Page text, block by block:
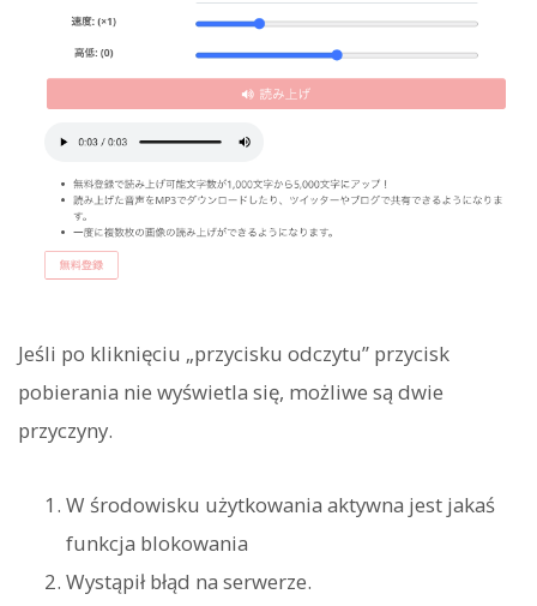
Jeśli po kliknięciu „przycisku odczytu” przycisk
pobierania nie wyświetla się, możliwe są dwie
przyczyny.
W środowisku użytkowania aktywna jest jakaś
funkcja blokowania
Wystąpił błąd na serwerze.